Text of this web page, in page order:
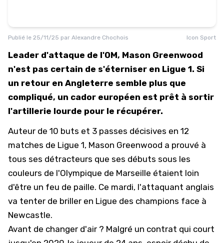
Publié le 25/11/25 par Alexandre Chochois Icon Sport
Leader d'attaque de l'OM, Mason Greenwood
n'est pas certain de s'éterniser en Ligue 1. Si
un retour en Angleterre semble plus que
compliqué, un cador européen est prêt à sortir
l'artillerie lourde pour le récupérer.
Auteur de 10 buts et 3 passes décisives en 12
matches de Ligue 1, Mason Greenwood a prouvé à
tous ses détracteurs que ses débuts sous les
couleurs de l'Olympique de Marseille étaient loin
d'être un feu de paille. Ce mardi, l'attaquant anglais
va tenter de briller en Ligue des champions face à
Newcastle.
Avant de changer d'air ? Malgré un contrat qui court